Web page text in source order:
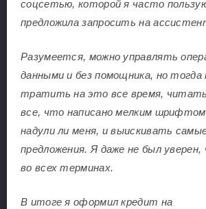
соцсетью, которой я часто
предложила запросить на
Разумеется, можно управлять
данными и без помощника, но тогда
тратить на это все время,
все, что написано мелким
надули ли меня, и выискивать
предложения. Я даже не был уверен,
во всех терминах.
В итоге я оформил кредит на